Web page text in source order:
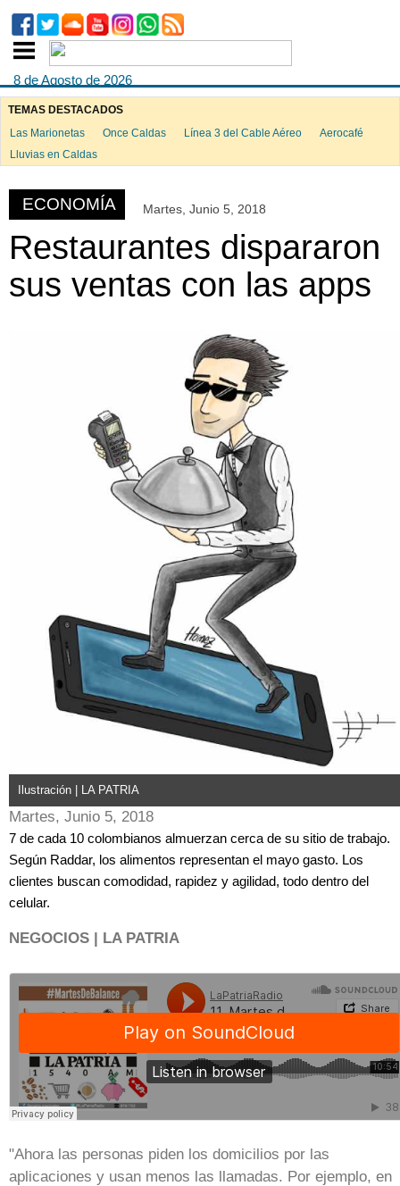
8 de Agosto de 2026
TEMAS DESTACADOS
Las Marionetas
Once Caldas Línea 3 del Cable Aéreo
Aerocafé
Lluvias en Caldas
ECONOMÍA Martes, Junio 5, 2018
Restaurantes dispararon
sus ventas con las apps
Ilustración | LA PATRIA
Martes, Junio 5, 2018
7 de cada 10 colombianos almuerzan cerca de su sitio de trabajo.
Según Raddar, los alimentos representan el mayo gasto. Los
clientes buscan comodidad, rapidez y agilidad, todo dentro del
celular.
NEGOCIOS | LA PATRIA
"Ahora las personas piden los domicilios por las
aplicaciones y usan menos las llamadas. Por ejemplo, en